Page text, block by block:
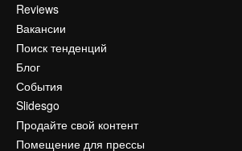
Reviews
Вакансии
Поиск тенденций
Блог
События
Slidesgo
Продайте свой контент
Помещение для прессы